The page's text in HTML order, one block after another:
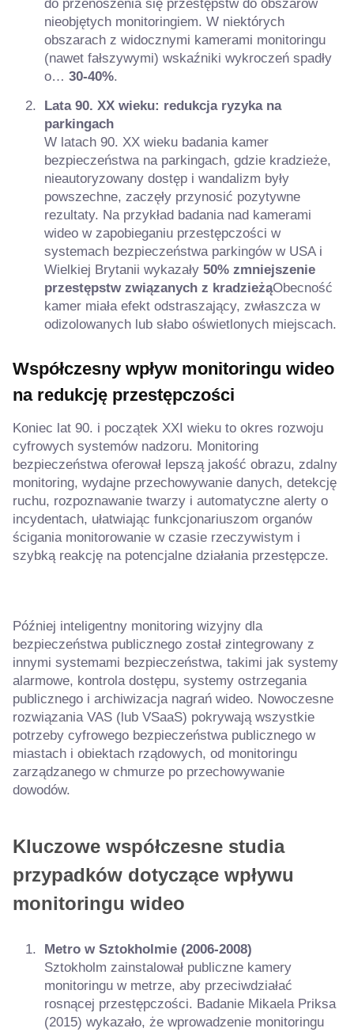
do przenoszenia się przestępstw do obszarów
nieobjętych monitoringiem. W niektórych
obszarach z widocznymi kamerami monitoringu
(nawet fałszywymi) wskaźniki wykroczeń spadły
o… 30-40%.
Lata 90. XX wieku: redukcja ryzyka na
parkingach
W latach 90. XX wieku badania kamer
bezpieczeństwa na parkingach, gdzie kradzieże,
nieautoryzowany dostęp i wandalizm były
powszechne, zaczęły przynosić pozytywne
rezultaty. Na przykład badania nad kamerami
wideo w zapobieganiu przestępczości w
systemach bezpieczeństwa parkingów w USA i
Wielkiej Brytanii wykazały 50% zmniejszenie
przestępstw związanych z kradzieżąObecność
kamer miała efekt odstraszający, zwłaszcza w
odizolowanych lub słabo oświetlonych miejscach.
Współczesny wpływ monitoringu wideo
na redukcję przestępczości
Koniec lat 90. i początek XXI wieku to okres rozwoju
cyfrowych systemów nadzoru. Monitoring
bezpieczeństwa oferował lepszą jakość obrazu, zdalny
monitoring, wydajne przechowywanie danych, detekcję
ruchu, rozpoznawanie twarzy i automatyczne alerty o
incydentach, ułatwiając funkcjonariuszom organów
ścigania monitorowanie w czasie rzeczywistym i
szybką reakcję na potencjalne działania przestępcze.
Później inteligentny monitoring wizyjny dla
bezpieczeństwa publicznego został zintegrowany z
innymi systemami bezpieczeństwa, takimi jak systemy
alarmowe, kontrola dostępu, systemy ostrzegania
publicznego i archiwizacja nagrań wideo. Nowoczesne
rozwiązania VAS (lub VSaaS) pokrywają wszystkie
potrzeby cyfrowego bezpieczeństwa publicznego w
miastach i obiektach rządowych, od monitoringu
zarządzanego w chmurze po przechowywanie
dowodów.
Kluczowe współczesne studia
przypadków dotyczące wpływu
monitoringu wideo
Metro w Sztokholmie (2006-2008)
Sztokholm zainstalował publiczne kamery
monitoringu w metrze, aby przeciwdziałać
rosnącej przestępczości. Badanie Mikaela Priksa
(2015) wykazało, że wprowadzenie monitoringu